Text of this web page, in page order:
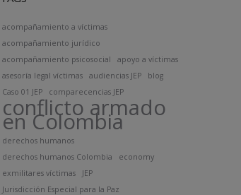
acompañamiento a víctimas
acompañamiento jurídico
acompañamiento psicosocial
apoyo a víctimas
asesoría legal víctimas
audiencias JEP
blog
Caso 01 JEP
comparecencias JEP
conflicto armado
en Colombia
derechos humanos
derechos humanos Colombia
economy
exmilitares víctimas
JEP
Jurisdicción Especial para la Paz